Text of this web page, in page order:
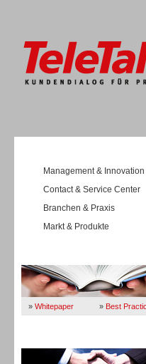
Management & Innovation
Contact & Service Center
Branchen & Praxis
Markt & Produkte
» Whitepaper » Best